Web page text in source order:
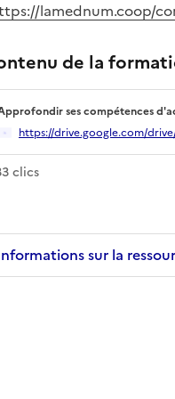
lamednum.coop/
de la
ses compétences
dans un nouvel onglet
https://drive.google.com/
clics
lien
sur la